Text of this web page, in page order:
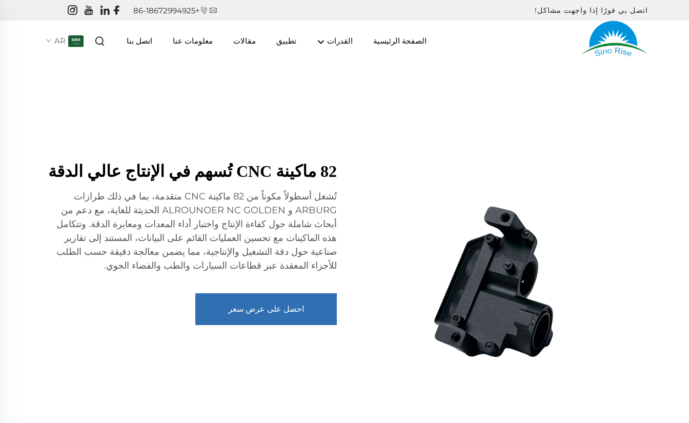
اتصل بي فورًا إذا واجهت مشاكل! +86-18672994925
الصفحة الرئيسية القدرات تطبيق مقالات معلومات عنا اتصل بنا AR
82 ماكينة CNC تُسهم في الإنتاج عالي الدقة
تُشغل أسطولاً مكوناً من 82 ماكينة CNC متقدمة، بما في ذلك طرازات
ARBURG و ALROUNOER NC GOLDEN الحديثة للغاية، مع دعم من
أبحاث شاملة حول كفاءة الإنتاج واختبار أداء المعدات ومعايرة الدقة. وتتكامل
هذه الماكينات مع تحسين العمليات القائم على البيانات، المستند إلى تقارير
صناعية حول دقة التشغيل والإنتاجية، مما يضمن معالجة دقيقة حسب الطلب
للأجزاء المعقدة عبر قطاعات السيارات والطب والفضاء الجوي.
احصل على عرض سعر